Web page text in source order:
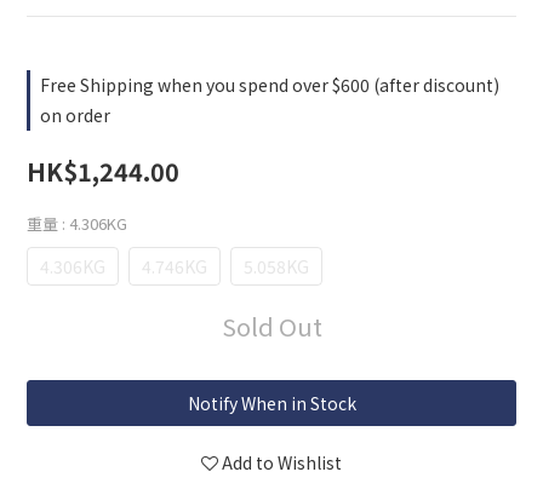
Free Shipping when you spend over $600 (after discount)
on order
HK$1,244.00
重量 : 4.306KG
4.306KG 4.746KG 5.058KG
Sold Out
Notify When in Stock
Add to Wishlist